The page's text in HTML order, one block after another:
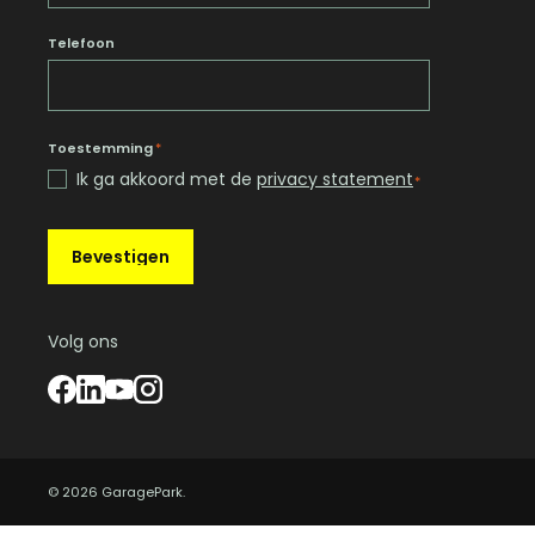
Telefoon
Toestemming*
Ik ga akkoord met de privacy statement*
Bevestigen
Volg ons
© 2026 GaragePark.